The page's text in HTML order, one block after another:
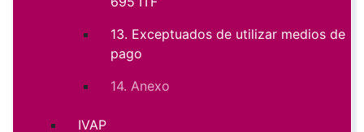
13. Exceptuados de utilizar medios de
pago
14. Anexo
IVAP